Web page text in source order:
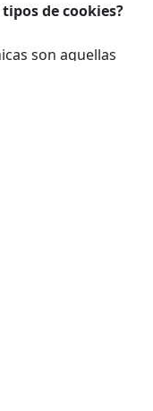
de cookies?
son aquellas